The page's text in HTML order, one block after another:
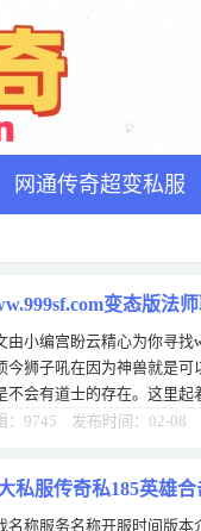
网通传奇超变私服
变态版法
由小编宫盼云精心为你寻找
今狮子吼在因为神兽就是
不会有道士的存在。这里
叫使得对手出现暂时的麻痹
：9745 发布时间：02-08
私服传奇私185英雄
名称服务名称开服时间版本